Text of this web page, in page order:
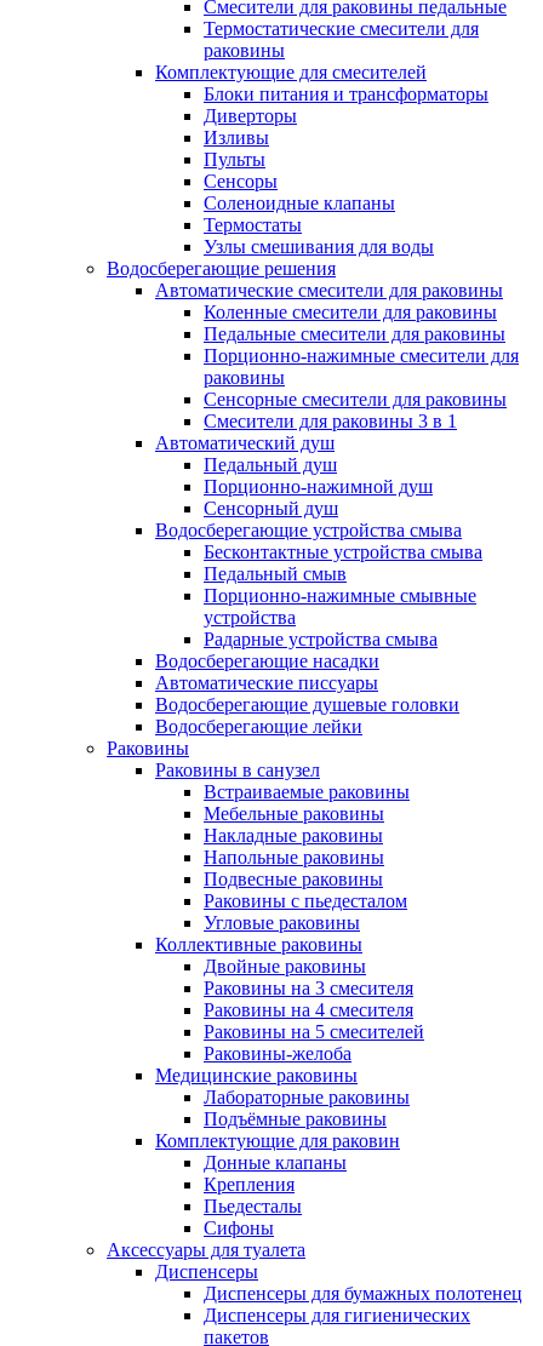
Смесители для раковины педальные
Термостатические смесители для
раковины
Комплектующие для смесителей
Блоки питания и трансформаторы
Диверторы
Изливы
Пульты
Сенсоры
Соленоидные клапаны
Термостаты
Узлы смешивания для воды
Водосберегающие решения
Автоматические смесители для раковины
Коленные смесители для раковины
Педальные смесители для раковины
Порционно-нажимные смесители для
раковины
Сенсорные смесители для раковины
Смесители для раковины 3 в 1
Автоматический душ
Педальный душ
Порционно-нажимной душ
Сенсорный душ
Водосберегающие устройства смыва
Бесконтактные устройства смыва
Педальный смыв
Порционно-нажимные смывные
устройства
Радарные устройства смыва
Водосберегающие насадки
Автоматические писсуары
Водосберегающие душевые головки
Водосберегающие лейки
Раковины
Раковины в санузел
Встраиваемые раковины
Мебельные раковины
Накладные раковины
Напольные раковины
Подвесные раковины
Раковины с пьедесталом
Угловые раковины
Коллективные раковины
Двойные раковины
Раковины на 3 смесителя
Раковины на 4 смесителя
Раковины на 5 смесителей
Раковины-желоба
Медицинские раковины
Лабораторные раковины
Подъёмные раковины
Комплектующие для раковин
Донные клапаны
Крепления
Пьедесталы
Сифоны
Аксессуары для туалета
Диспенсеры
Диспенсеры для бумажных полотенец
Диспенсеры для гигиенических
пакетов